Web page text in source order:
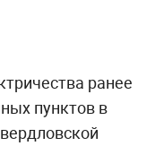
ранее
пунктов в